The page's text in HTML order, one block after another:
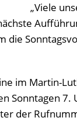
„Viele
die
im Martin-
Sonntagen
der